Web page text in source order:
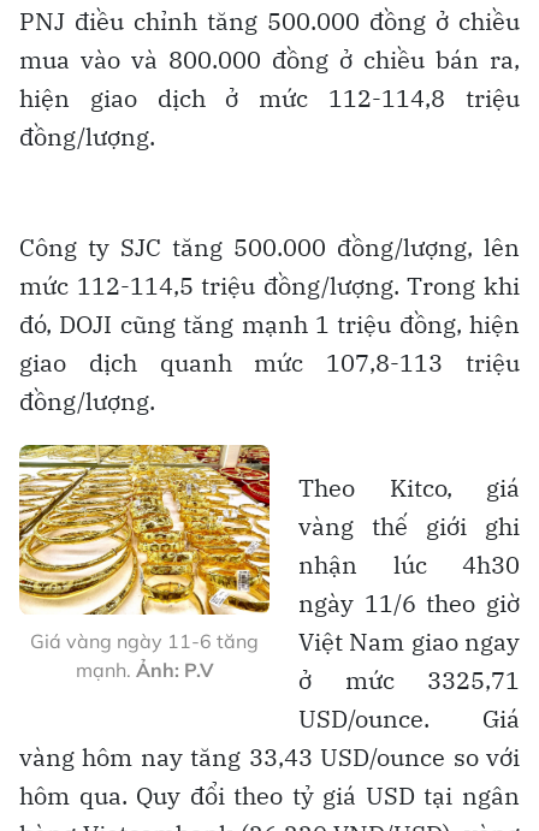
PNJ điều chỉnh tăng 500.000 đồng ở chiều
mua vào và 800.000 đồng ở chiều bán ra,
hiện giao dịch ở mức 112-114,8 triệu
đồng/lượng.
Công ty SJC tăng 500.000 đồng/lượng, lên
mức 112-114,5 triệu đồng/lượng. Trong khi
đó, DOJI cũng tăng mạnh 1 triệu đồng, hiện
giao dịch quanh mức 107,8-113 triệu
đồng/lượng.
Giá vàng ngày 11-6 tăng
mạnh. Ảnh: P.V
Theo Kitco, giá
vàng thế giới ghi
nhận lúc 4h30
ngày 11/6 theo giờ
Việt Nam giao ngay
ở mức 3325,71
USD/ounce. Giá
vàng hôm nay tăng 33,43 USD/ounce so với
hôm qua. Quy đổi theo tỷ giá USD tại ngân